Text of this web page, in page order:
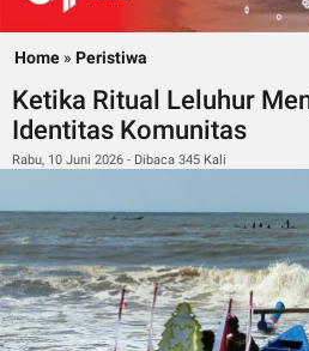
Home » Peristiwa
Ketika Ritual Leluhur
Identitas Komunitas
Rabu, 10 Juni 2026 - Dibaca 345 Kali